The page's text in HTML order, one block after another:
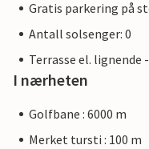
Gratis parkering på
Antall solsenger: 0
Terrasse el. lignende
I nærheten
Golfbane : 6000 m
Merket tursti : 100 m